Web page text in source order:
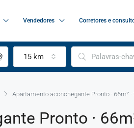
Vendedores Corretores e
15 km
Apartamento aconchegante Pronto · 66m²
Pronto ·